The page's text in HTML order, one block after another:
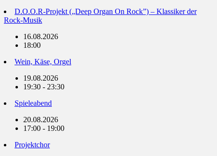
D.O.O.R-Projekt („Deep Organ On Rock”) – Klassiker der
Rock-Musik
16.08.2026
18:00
Wein, Käse, Orgel
19.08.2026
19:30 - 23:30
Spieleabend
20.08.2026
17:00 - 19:00
Projektchor